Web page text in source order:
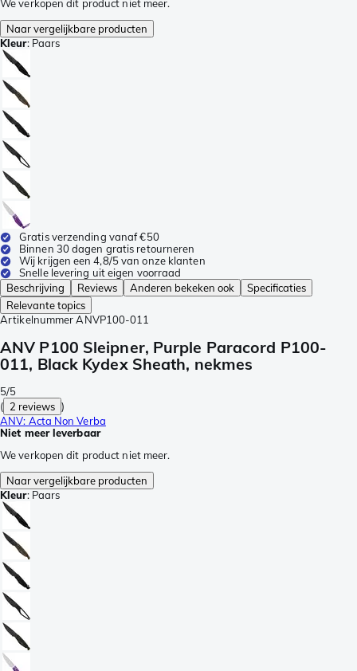
We verkopen dit product niet meer.
Naar vergelijkbare producten
Kleur: Paars
Gratis verzending vanaf €50
Binnen 30 dagen gratis retourneren
Wij krijgen een 4,8/5 van onze klanten
Snelle levering uit eigen voorraad
Beschrijving
Reviews Anderen bekeken ook
Specificaties
Relevante topics
Artikelnummer ANVP100-011
ANV P100 Sleipner, Purple Paracord P100-
011, Black Kydex Sheath, nekmes
5/5
( 2 reviews )
ANV: Acta Non Verba
Niet meer leverbaar
We verkopen dit product niet meer.
Naar vergelijkbare producten
Kleur: Paars